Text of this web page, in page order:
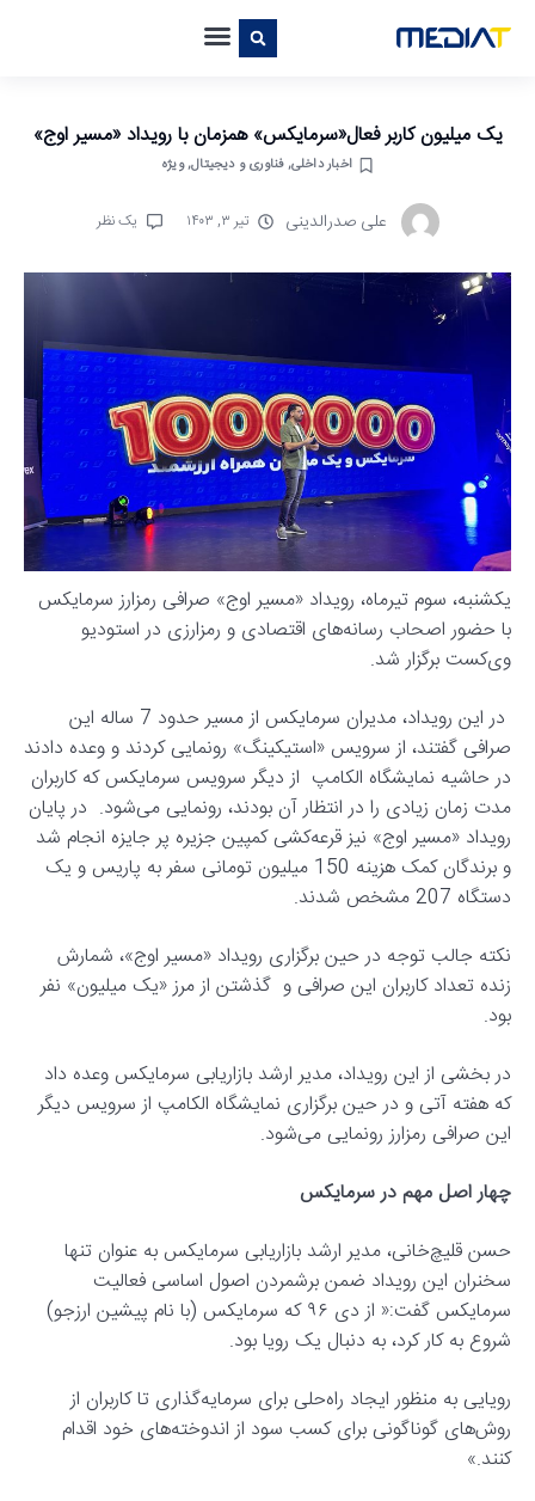
یک میلیون کاربر فعال«سرمایکس» همزمان با رویداد «مسیر اوج»
اخبار داخلی,فناوری و دیجیتال,ویژه
علی صدرالدینی تیر ۳, ۱۴۰۳ یک نظر
یکشنبه، سوم تیرماه، رویداد «مسیر اوج» صرافی رمزارز سرمایکس
با حضور اصحاب رسانه‌های اقتصادی و رمزارزی در استودیو
وی‌کست برگزار شد.
در این رویداد، مدیران سرمایکس از مسیر حدود 7 ساله این
صرافی گفتند، از سرویس «استیکینگ» رونمایی کردند و وعده دادند
در حاشیه نمایشگاه الکامپ از دیگر سرویس سرمایکس که کاربران
مدت زمان زیادی را در انتظار آن بودند، رونمایی می‌شود. در پایان
رویداد «مسیر اوج» نیز قرعه‌کشی کمپین جزیره پر جایزه انجام شد
و برندگان کمک هزینه 150 میلیون تومانی سفر به پاریس و یک
دستگاه 207 مشخص شدند.
نکته جالب توجه در حین برگزاری رویداد «مسیر اوج»، شمارش
زنده تعداد کاربران این صرافی و گذشتن از مرز «یک میلیون» نفر
بود.
در بخشی از این رویداد، مدیر ارشد بازاریابی سرمایکس وعده داد
که هفته آتی و در حین برگزاری نمایشگاه الکامپ از سرویس دیگر
این صرافی رمزارز رونمایی می‌شود.
چهار اصل مهم در سرمایکس
حسن قلیچ‌خانی، مدیر ارشد بازاریابی سرمایکس به عنوان تنها
سخنران این رویداد ضمن برشمردن اصول اساسی فعالیت
سرمایکس گفت:« از دی ۹۶ که سرمایکس (با نام پیشین ارزجو)
شروع به کار کرد، به دنبال یک رویا بود.
رویایی به منظور ایجاد راه‌حلی برای سرمایه‌گذاری تا کاربران از
روش‌های گوناگونی برای کسب سود از اندوخته‌های خود اقدام
کنند.»